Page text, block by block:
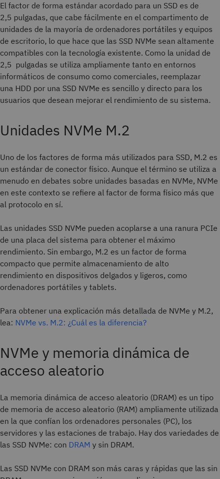
El factor de forma estándar acordado para un SSD es de
2,5 pulgadas, que cabe fácilmente en el compartimento de
unidades de la mayoría de ordenadores portátiles y equipos
de escritorio, lo que hace que las SSD NVMe sean altamente
compatibles con la tecnología existente. Como la unidad de
2,5 pulgadas se utiliza ampliamente tanto en entornos
informáticos de consumo como comerciales, reemplazar
una HDD por una SSD NVMe es sencillo y directo para los
usuarios que desean mejorar el rendimiento de su sistema.
Unidades NVMe M.2
Uno de los factores de forma más utilizados para SSD, M.2 es
un estándar de conector físico. Aunque el término se utiliza a
menudo en debates sobre unidades basadas en NVMe, NVMe
en este contexto se refiere al factor de forma físico más que
al protocolo en sí.
Las unidades SSD NVMe pueden acoplarse a una ranura PCIe
de una placa del sistema para obtener el máximo
rendimiento. Sin embargo, M.2 es un factor de forma
compacto que permite almacenamiento de alto
rendimiento en dispositivos delgados y ligeros, como
ordenadores portátiles y tablets.
Para obtener una explicación más detallada de NVMe y M.2,
lea: NVMe vs. M.2: ¿Cuál es la diferencia?
NVMe y memoria dinámica de
acceso aleatorio
La memoria dinámica de acceso aleatorio (DRAM) es un tipo
de memoria de acceso aleatorio (RAM) ampliamente utilizada
en la que confían los ordenadores personales (PC), los
servidores y las estaciones de trabajo. Hay dos variedades de
las SSD NVMe: con DRAM y sin DRAM.
Las SSD NVMe con DRAM son más caras y rápidas que las sin